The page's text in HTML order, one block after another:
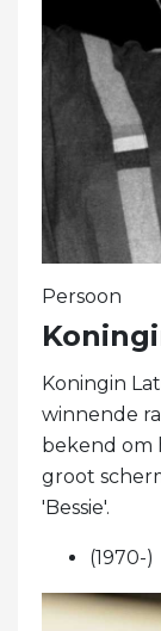
Persoon
Koningin
winnende
bekend om
groot
'Bessie'.
(1970-)